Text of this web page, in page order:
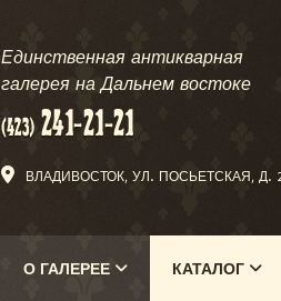
Единственная антикварная
галерея на Дальнем востоке
ВЛАДИВОСТОК, УЛ. ПОСЬЕТСКАЯ, Д.
О ГАЛЕРЕЕ КАТАЛОГ